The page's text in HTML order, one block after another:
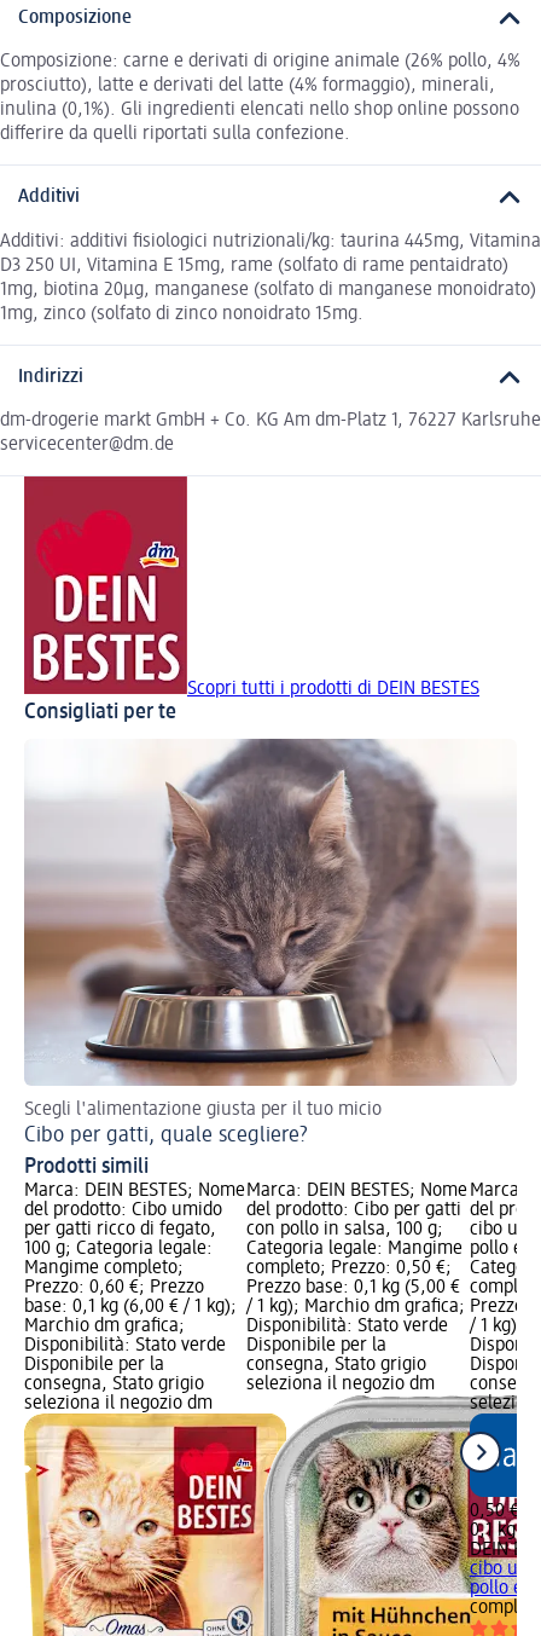
Composizione
Composizione: carne e derivati di origine animale (26% pollo, 4%
prosciutto), latte e derivati del latte (4% formaggio), minerali,
inulina (0,1%). Gli ingredienti elencati nello shop online possono
differire da quelli riportati sulla confezione.
Additivi
Additivi: additivi fisiologici nutrizionali/kg: taurina 445mg, Vitamina
D3 250 UI, Vitamina E 15mg, rame (solfato di rame pentaidrato)
1mg, biotina 20µg, manganese (solfato di manganese monoidrato)
1mg, zinco (solfato di zinco nonoidrato 15mg.
Indirizzi
dm-drogerie markt GmbH + Co. KG Am dm-Platz 1, 76227 Karlsruhe
servicecenter@dm.de
Scopri tutti i prodotti di DEIN BESTES
Consigliati per te
Scegli l'alimentazione giusta per il tuo micio
Cibo per gatti, quale scegliere?
Prodotti simili
Marca: DEIN BESTES; Nome
del prodotto: Cibo umido
per gatti ricco di fegato,
100 g; Categoria legale:
Mangime completo;
Prezzo: 0,60 €; Prezzo
base: 0,1 kg (6,00 € / 1 kg);
Marchio dm grafica;
Disponibilità: Stato verde
Disponibile per la
consegna, Stato grigio
seleziona il negozio dm
Marca: DEIN BESTES; Nome
del prodotto: Cibo per gatti
con pollo in salsa, 100 g;
Categoria legale: Mangime
completo; Prezzo: 0,50 €;
Prezzo base: 0,1 kg (5,00 €
/ 1 kg); Marchio dm grafica;
Disponibilità: Stato verde
Disponibile per la
consegna, Stato grigio
seleziona il negozio dm
Marca:
del
cibo
pollo e
Prezzo
/ 1 kg);
0,50 €
0,1 kg
DEIN
cibo
pollo